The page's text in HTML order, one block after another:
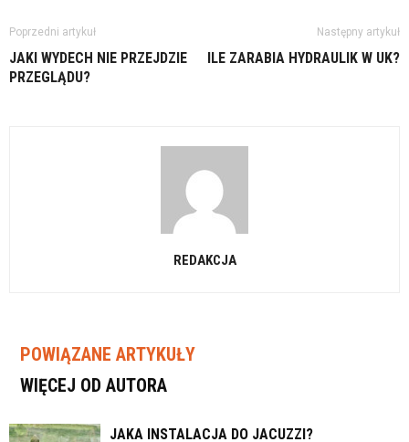
Poprzedni artykuł
JAKI WYDECH NIE PRZEJDZIE
PRZEGLĄDU?
Następny artykuł
ILE ZARABIA HYDRAULIK W UK?
REDAKCJA
POWIĄZANE ARTYKUŁY
WIĘCEJ OD AUTORA
JAKA INSTALACJA DO JACUZZI?